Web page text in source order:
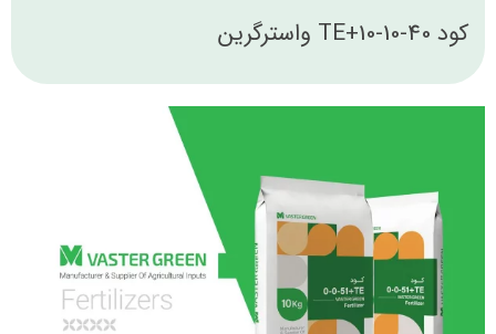
کود 40-10-10+TE واسترگرین